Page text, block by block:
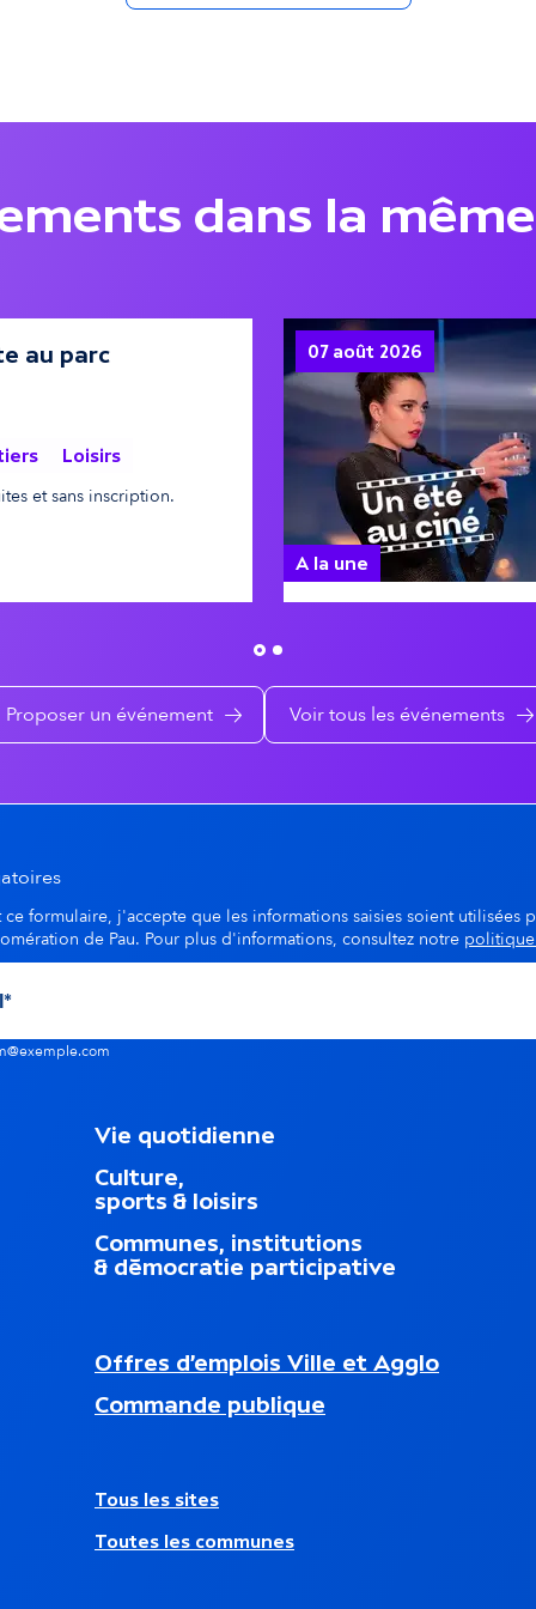
dans la
au parc
Loisirs
et sans inscription.
A la une
07 août 2026
Proposer un événement Voir tous les événements
ce formulaire, j'accepte que les informations saisies soient
de Pau. Pour plus d'informations, consultez notre
onglet)
M
n
u
d
u
p
d
d
e
p
e
Vie quotidienne
Culture,
sports & loisirs
Communes, institutions
& démocratie participative
N
v
t
i
o
Offres d’emplois Ville et Agglo
Commande publique
A
t
Tous les sites
Toutes les communes